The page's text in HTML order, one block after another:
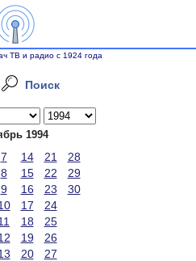
ТВ и радио с 1924 года
Поиск
1994
7 14 21
28
8 15 22
29
9 16 23
30
17
24
18
25
19
26
20 27